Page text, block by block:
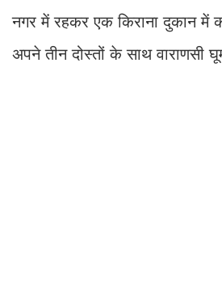
नगर में रहकर एक किराना दुकान में
अपने तीन दोस्तों के साथ वाराणसी